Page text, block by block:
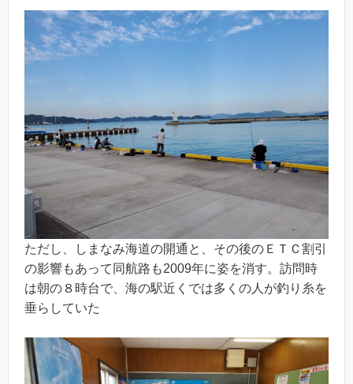
ただし、しまなみ海道の開通と、その後のＥＴＣ割引
の影響もあって同航路も2009年に姿を消す。訪問時
は朝の８時台で、海の駅近くでは多くの人が釣り糸を
垂らしていた